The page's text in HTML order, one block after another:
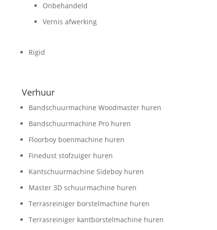
Onbehandeld
Vernis afwerking
Rigid
Verhuur
Bandschuurmachine Woodmaster huren
Bandschuurmachine Pro huren
Floorboy boenmachine huren
Finedust stofzuiger huren
Kantschuurmachine Sideboy huren
Master 3D schuurmachine huren
Terrasreiniger borstelmachine huren
Terrasreiniger kantborstelmachine huren